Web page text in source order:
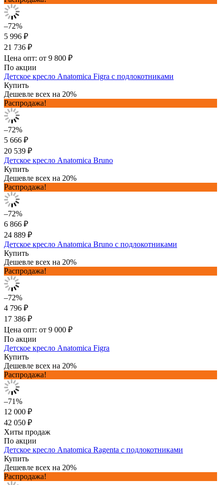
–72%
5 996 ₽
21 736 ₽
Цена опт: от 9 800 ₽
По акции
Детское кресло Anatomica Figra с подлокотниками
Купить
Дешевле всех на 20%
Распродажа!
–72%
5 666 ₽
20 539 ₽
Детское кресло Anatomica Bruno
Купить
Дешевле всех на 20%
Распродажа!
–72%
6 866 ₽
24 889 ₽
Детское кресло Anatomica Bruno с подлокотниками
Купить
Дешевле всех на 20%
Распродажа!
–72%
4 796 ₽
17 386 ₽
Цена опт: от 9 000 ₽
По акции
Детское кресло Anatomica Figra
Купить
Дешевле всех на 20%
Распродажа!
–71%
12 000 ₽
42 050 ₽
Хиты продаж
По акции
Детское кресло Anatomica Ragenta с подлокотниками
Купить
Дешевле всех на 20%
Распродажа!